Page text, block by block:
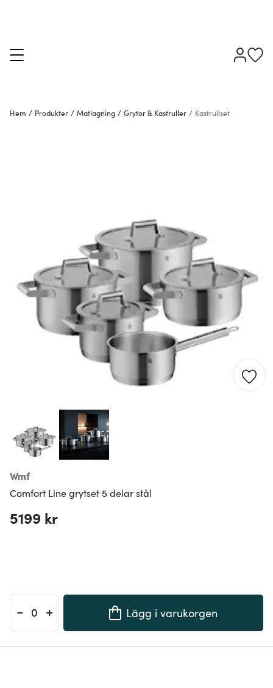
Hem / Produkter / Matlagning / Grytor & Kastruller / Kastrullset
Wmf
Comfort Line grytset 5 delar stål
5199 kr
- + Lägg i varukorgen